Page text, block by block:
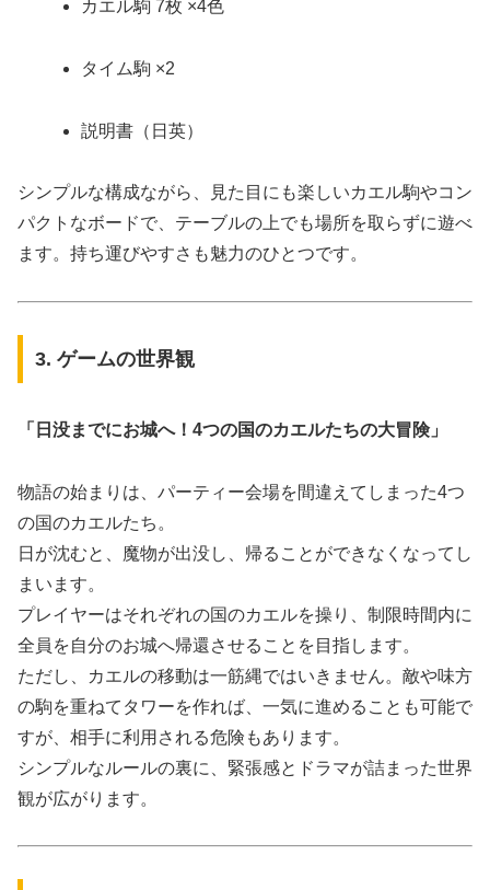
カエル駒 7枚 ×4色
タイム駒 ×2
説明書（日英）
シンプルな構成ながら、見た目にも楽しいカエル駒やコン
パクトなボードで、テーブルの上でも場所を取らずに遊べ
ます。持ち運びやすさも魅力のひとつです。
3. ゲームの世界観
「日没までにお城へ！4つの国のカエルたちの大冒険」
物語の始まりは、パーティー会場を間違えてしまった4つ
の国のカエルたち。
日が沈むと、魔物が出没し、帰ることができなくなってし
まいます。
プレイヤーはそれぞれの国のカエルを操り、制限時間内に
全員を自分のお城へ帰還させることを目指します。
ただし、カエルの移動は一筋縄ではいきません。敵や味方
の駒を重ねてタワーを作れば、一気に進めることも可能で
すが、相手に利用される危険もあります。
シンプルなルールの裏に、緊張感とドラマが詰まった世界
観が広がります。